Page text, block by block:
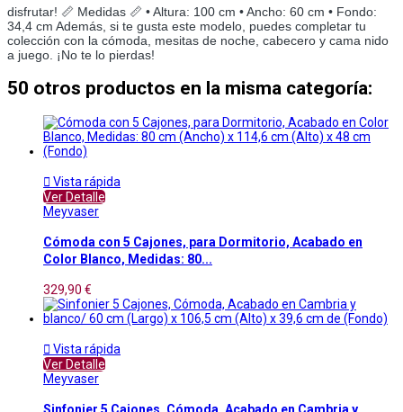
disfrutar! 📏 Medidas 📏 • Altura: 100 cm • Ancho: 60 cm • Fondo:
34,4 cm Además, si te gusta este modelo, puedes completar tu
colección con la cómoda, mesitas de noche, cabecero y cama nido
a juego. ¡No te lo pierdas!
50 otros productos en la misma categoría:
 Vista rápida
Ver Detalle
Meyvaser
Cómoda con 5 Cajones, para Dormitorio, Acabado en
Color Blanco, Medidas: 80...
329,90 €
 Vista rápida
Ver Detalle
Meyvaser